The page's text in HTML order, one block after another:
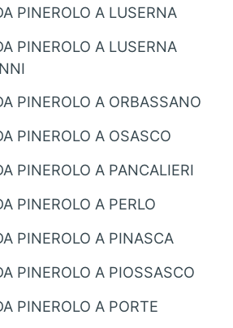
PINEROLO A LUSERNA
PINEROLO A LUSERNA
PINEROLO A ORBASSANO
PINEROLO A OSASCO
PINEROLO A PANCALIERI
PINEROLO A PERLO
PINEROLO A PINASCA
PINEROLO A PIOSSASCO
PINEROLO A PORTE